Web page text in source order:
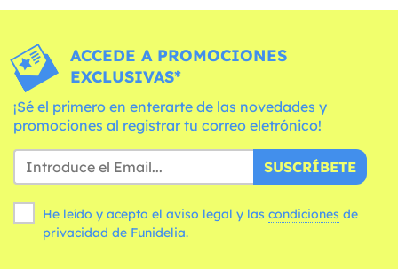
ACCEDE A PROMOCIONES
EXCLUSIVAS*
¡Sé el primero en enterarte de las novedades y
promociones al registrar tu correo eletrónico!
SUSCRÍBETE
He leído y acepto el aviso legal y las condiciones
privacidad de Funidelia.